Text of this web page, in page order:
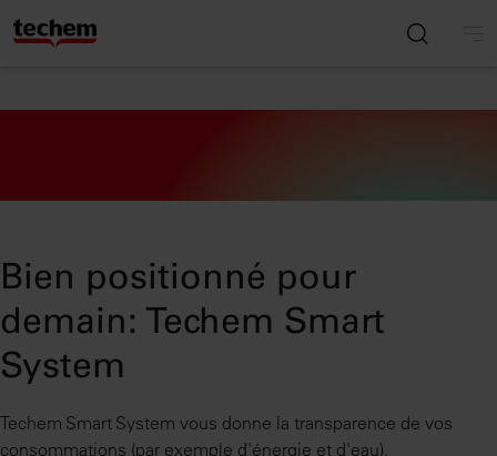
Bien positionné pour
demain: Techem Smart
System
Techem Smart System vous donne la transparence de vos
consommations (par exemple d'énergie et d'eau).